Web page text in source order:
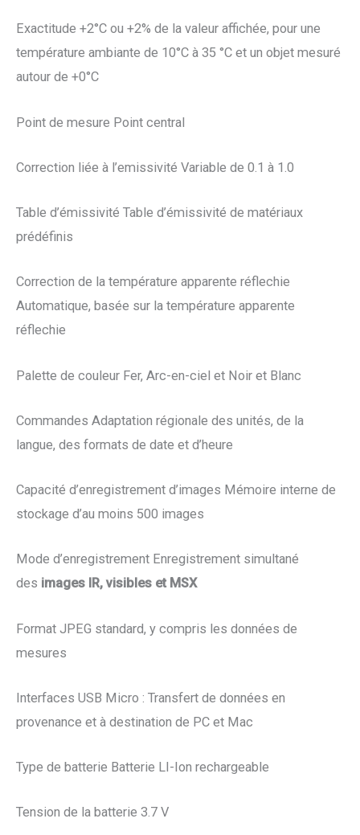
Exactitude +2°C ou +2% de la valeur affichée, pour une
température ambiante de 10°C à 35 °C et un objet mesuré
autour de +0°C
Point de mesure Point central
Correction liée à l’emissivité Variable de 0.1 à 1.0
Table d’émissivité Table d’émissivité de matériaux
prédéfinis
Correction de la température apparente réflechie
Automatique, basée sur la température apparente
réflechie
Palette de couleur Fer, Arc-en-ciel et Noir et Blanc
Commandes Adaptation régionale des unités, de la
langue, des formats de date et d’heure
Capacité d’enregistrement d’images Mémoire interne de
stockage d’au moins 500 images
Mode d’enregistrement Enregistrement simultané
des images IR, visibles et MSX
Format JPEG standard, y compris les données de
mesures
Interfaces USB Micro : Transfert de données en
provenance et à destination de PC et Mac
Type de batterie Batterie LI-Ion rechargeable
Tension de la batterie 3.7 V